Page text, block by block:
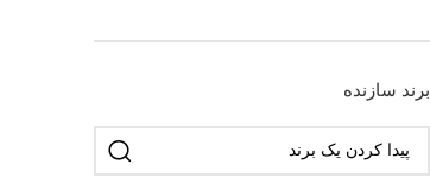
برند سازنده